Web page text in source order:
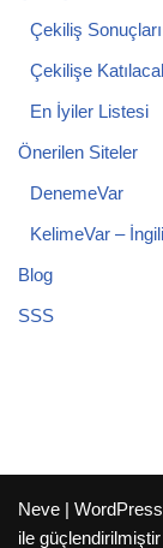
Çekiliş Sonuçları
Çekilişe
En İyiler Listesi
Önerilen Siteler
DenemeVar
KelimeVar –
Blog
SSS
Neve | WordPress
ile güçlendirilmiştir